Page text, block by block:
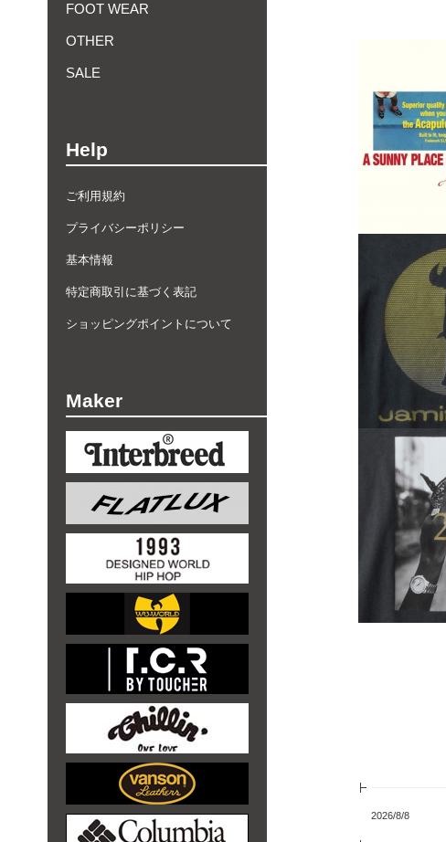
FOOT WEAR
OTHER
SALE
Help
ご利用規約
プライバシーポリシー
基本情報
特定商取引に基づく表記
ショッピングポイントについて
Maker
2026/8/8